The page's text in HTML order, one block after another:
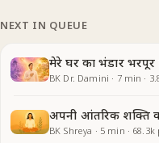
NEXT IN QUEUE
मेरे घर का भंडार भरपूर
BK Dr. Damini · 7min ·
अपनी आंतरिक शक्ति
BK Shreya · 5 min · 68.3k